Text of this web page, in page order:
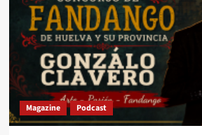
Magazine Podcast